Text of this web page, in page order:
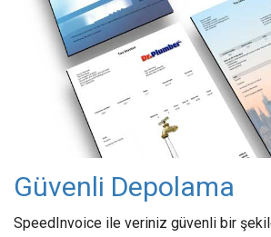
Güvenli Depolama
SpeedInvoice ile veriniz güvenli bir